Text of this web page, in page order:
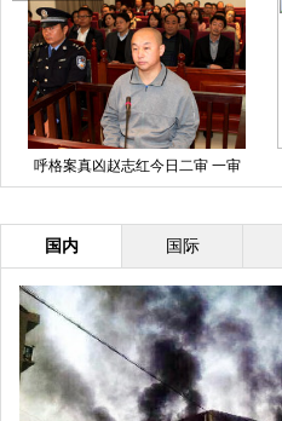
“新疆人的一天·伊犁”篇活动正式启
动
国内 国际